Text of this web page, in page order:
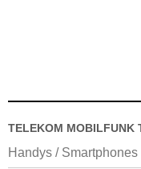
TELEKOM MOBILFUNK
Handys / Smartphones